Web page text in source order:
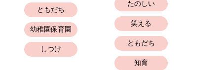
ともだち
幼稚園保育園
しつけ
たのしい
笑える
ともだち
知育